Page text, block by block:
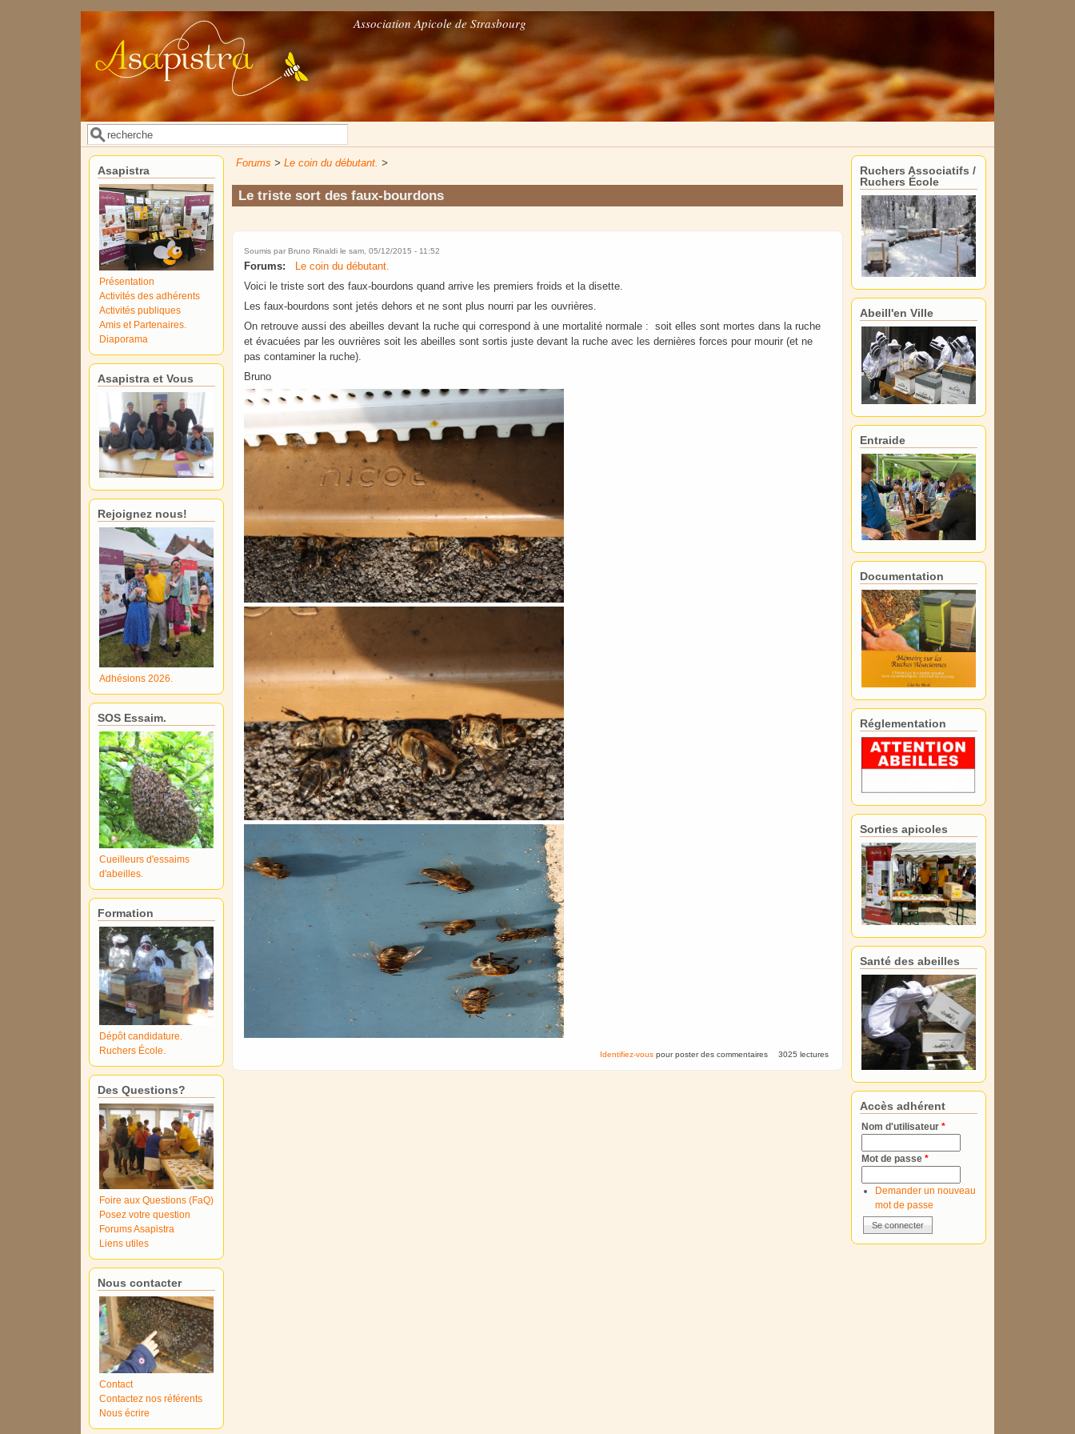
Association Apicole de Strasbourg
Formulaire de recherche
Rechercher
Forums >Le coin du débutant. >
Le triste sort des faux-bourdons
Soumis parBruno Rinaldi le sam, 05/12/2015 - 11:52
Forums:
Le coin du débutant.
Voici le triste sort des faux-bourdons quand arrive les premiers froids et la disette.
Les faux-bourdons sont jetés dehors et ne sont plus nourri par les ouvrières.
On retrouve aussi des abeilles devant la ruche qui correspond à une mortalité normale : soit elles sont mortes dans la ruche
et évacuées par les ouvrières soit les abeilles sont sortis juste devant la ruche avec les dernières forces pour mourir (et ne
pas contaminer la ruche).
Bruno
Identifiez-vouspour poster des commentaires 3025 lectures
Asapistra
Présentation
Activités des adhérents
Activités publiques
Amis et Partenaires.
Diaporama
Asapistra et Vous
Rejoignez nous!
Adhésions 2026.
SOS Essaim.
Cueilleurs d'essaims
d'abeilles.
Formation
Dépôt candidature.
Ruchers École.
Des Questions?
Foire aux Questions (FaQ)
Posez votre question
Forums Asapistra
Liens utiles
Nous contacter
Contact
Contactez nos référents
Nous écrire
Ruchers Associatifs /
Ruchers École
Abeill'en Ville
Entraide
Documentation
Réglementation
Sorties apicoles
Santé des abeilles
Accès adhérent
Nom d'utilisateur *
Mot de passe *
Demander un nouveau
mot de passe